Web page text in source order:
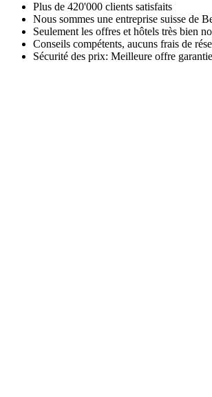
Plus de 420'000 clients satisfaits
Nous sommes une entreprise suisse de
Seulement les offres et hôtels très bien
Conseils compétents, aucuns frais de
Sécurité des prix: Meilleure offre garantie